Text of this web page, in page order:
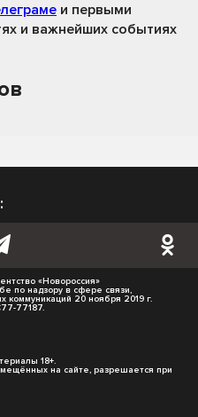
и первыми
и важнейших событиях
«Новороссия»
по надзору в сфере связи,
коммуникаций 20 ноября 2019 г.
77187.
18+.
на сайте, разрешается при